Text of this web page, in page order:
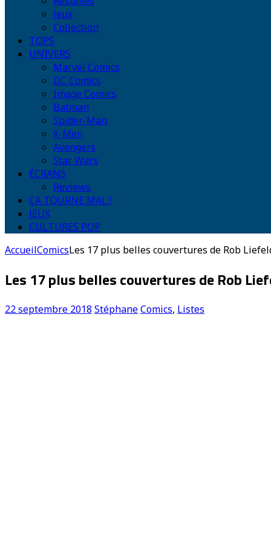
Jeux
Collection
TOPS
UNIVERS
Marvel Comics
DC Comics
Image Comics
Batman
Spider-Man
X-Men
Avengers
Star Wars
ÉCRANS
Reviews
ÇA TOURNE MAL !
JEUX
CULTURES POP
AccueilComicsLes 17 plus belles couvertures de Rob
Les 17 plus belles couvertures de Rob
22 septembre 2018 StéphaneComics, Listes